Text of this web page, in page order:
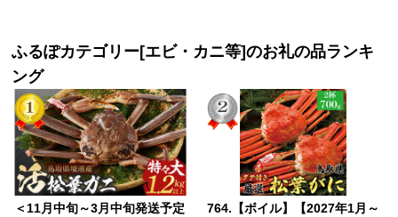
ふるぽカテゴリー[エビ・カニ等]のお礼の品ランキ
ング
＜11月中旬～3月中旬発送予定
764.【ボイル】【2027年1月～